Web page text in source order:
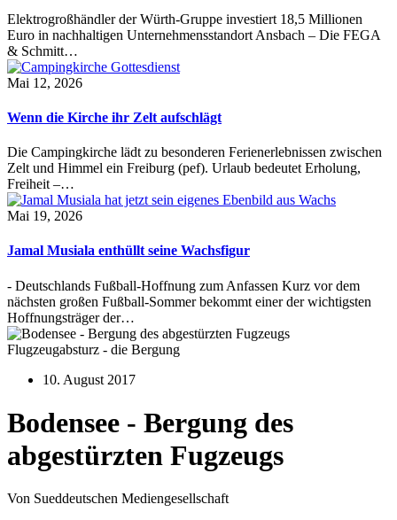
Elektrogroßhändler der Würth-Gruppe investiert 18,5 Millionen
Euro in nachhaltigen Unternehmensstandort Ansbach – Die FEGA
& Schmitt…
Mai 12, 2026
Wenn die Kirche ihr Zelt aufschlägt
Die Campingkirche lädt zu besonderen Ferienerlebnissen zwischen
Zelt und Himmel ein Freiburg (pef). Urlaub bedeutet Erholung,
Freiheit –…
Mai 19, 2026
Jamal Musiala enthüllt seine Wachsfigur
- Deutschlands Fußball-Hoffnung zum Anfassen Kurz vor dem
nächsten großen Fußball-Sommer bekommt einer der wichtigsten
Hoffnungsträger der…
Flugzeugabsturz - die Bergung
10. August 2017
Bodensee - Bergung des
abgestürzten Fugzeugs
Von Sueddeutschen Mediengesellschaft